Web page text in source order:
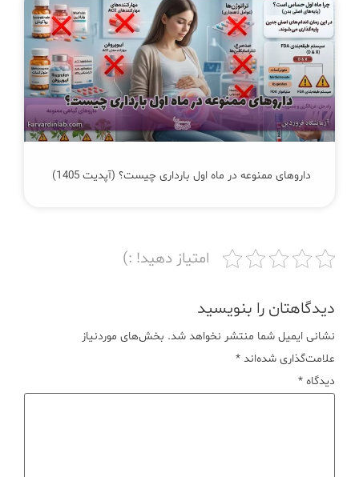
داروهای ممنوعه در ماه اول بارداری چیست؟ (آپدیت 1405)
امتیاز دهید! :)
دیدگاهتان را بنویسید
نشانی ایمیل شما منتشر نخواهد شد. بخش‌های موردنیاز
علامت‌گذاری شده‌اند *
دیدگاه *